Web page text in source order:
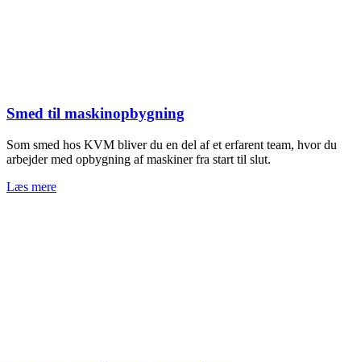
Smed til maskinopbygning
Som smed hos KVM bliver du en del af et erfarent team, hvor du
arbejder med opbygning af maskiner fra start til slut.
Læs mere